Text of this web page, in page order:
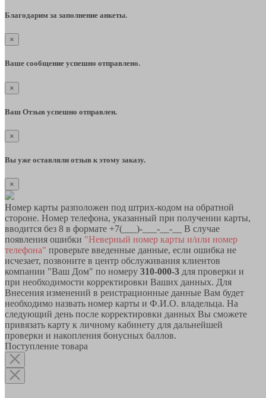
Благодарим за заполнение анкеты.
×
Ваше сообщение успешно отправлено.
×
Ваш Отзыв успешно отправлен.
×
Вы уже оставляли отзыв к этому заказу.
×
Номер карты разположен под штрих-кодом на обратной
стороне. Номер телефона, указанный при получении карты,
вводится без 8 в формате +7(___)-___-__-__ В случае
появления ошибки "Неверный номер карты и/или номер
телефона" проверьте введенные данные, если ошибка не
исчезает, позвоните в центр обслуживания клиентов
компании "Ваш Дом" по номеру 310-000-3 для проверки и
при необходимости корректировки Ваших данных. Для
Внесения изменений в реистрационные данные Вам будет
необходимо назвать номер карты и Ф.И.О. владельца. На
следующий день после корректировки данных Вы сможете
привязать карту к личному кабинету для дальнейшей
проверки и накопления бонусных баллов.
Поступление товара